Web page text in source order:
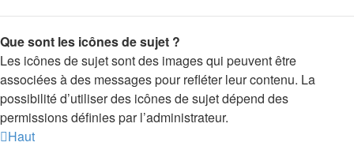
Que sont les icônes de sujet ?
Les icônes de sujet sont des images qui peuvent être
associées à des messages pour refléter leur contenu. La
possibilité d’utiliser des icônes de sujet dépend des
permissions définies par l’administrateur.
Haut